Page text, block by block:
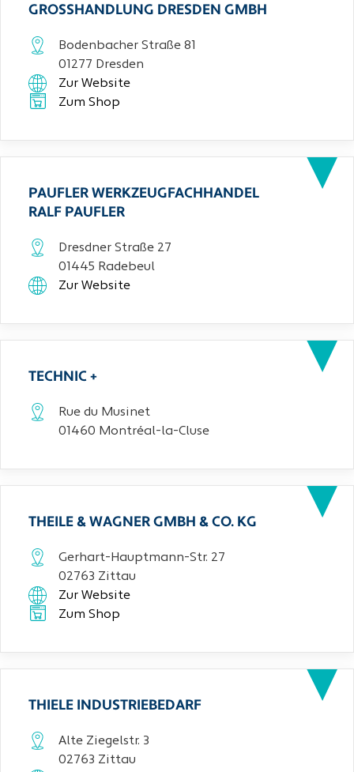
GROSSHANDLUNG DRESDEN GMBH
Bodenbacher Straße 81
01277 Dresden
Zur Website
Zum Shop
PAUFLER WERKZEUGFACHHANDEL
RALF PAUFLER
Dresdner Straße 27
01445 Radebeul
Zur Website
TECHNIC +
Rue du Musinet
01460 Montréal-la-Cluse
THEILE & WAGNER GMBH & CO. KG
Gerhart-Hauptmann-Str. 27
02763 Zittau
Zur Website
Zum Shop
THIELE INDUSTRIEBEDARF
Alte Ziegelstr. 3
02763 Zittau